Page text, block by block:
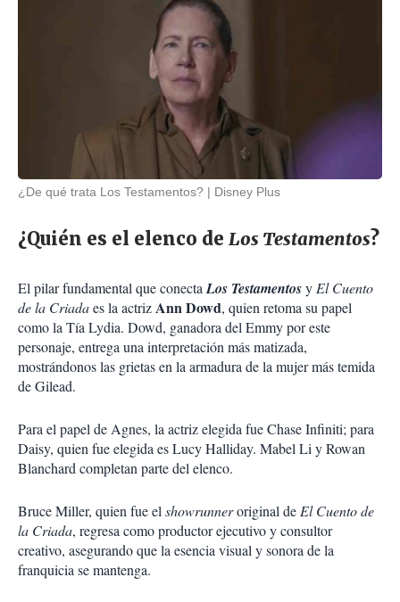
¿De qué trata Los Testamentos? Disney Plus
¿Quién es el elenco de Los Testamentos?
El pilar fundamental que conectaLos TestamentosyEl Cuento
de la Criadaes la actrizAnn Dowd, quien retoma su papel
como la Tía Lydia. Dowd, ganadora del Emmy por este
personaje, entrega una interpretación más matizada,
mostrándonos las grietas en la armadura de la mujer más temida
de Gilead.
Para el papel de Agnes, la actriz elegida fue Chase Infiniti; para
Daisy, quien fue elegida es Lucy Halliday. Mabel Li y Rowan
Blanchard completan parte del elenco.
Bruce Miller, quien fue elshowrunneroriginal deEl Cuento de
la Criada, regresa como productor ejecutivo y consultor
creativo, asegurando que la esencia visual y sonora de la
franquicia se mantenga.